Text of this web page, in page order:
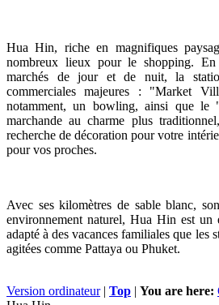
Hua Hin, riche en magnifiques
nombreux lieux pour le shopping. En
marchés de jour et de nuit, la
commerciales majeures : "Market
notamment, un bowling, ainsi que le
marchande au charme plus
recherche de décoration pour votre
pour vos proches.
Avec ses kilomètres de sable blanc,
environnement naturel, Hua Hin est
adapté à des vacances familiales que les
agitées comme Pattaya ou Phuket.
Version ordinateur| Top | You are here: